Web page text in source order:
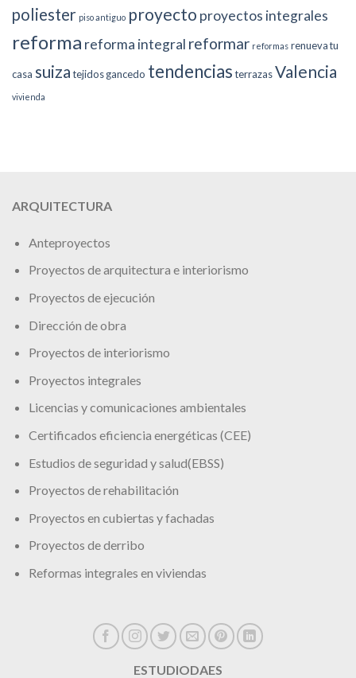
poliester piso antiguo proyecto proyectos integrales
reforma reforma integral reformar reformas renueva tu
casa suiza tejidos gancedo tendencias terrazasValencia
vivienda
ARQUITECTURA
Anteproyectos
Proyectos de arquitectura e interiorismo
Proyectos de ejecución
Dirección de obra
Proyectos de interiorismo
Proyectos integrales
Licencias y comunicaciones ambientales
Certificados eficiencia energéticas (CEE)
Estudios de seguridad y salud(EBSS)
Proyectos de rehabilitación
Proyectos en cubiertas y fachadas
Proyectos de derribo
Reformas integrales en viviendas
ESTUDIODAES